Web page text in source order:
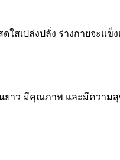
สเปล่งปลั่ง ร่างกายจะแข็
ยาว มีคุณภาพ และมีความ